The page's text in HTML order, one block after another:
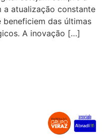
a atualização constante
beneficiem das últimas
A inovação […]